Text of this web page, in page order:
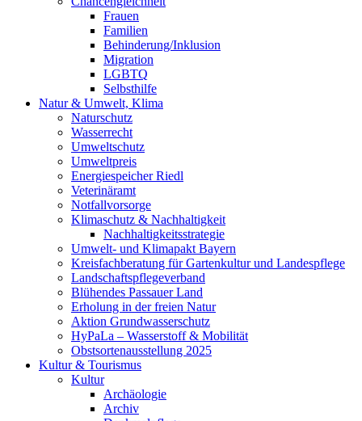
Frauen
Familien
Behinderung/Inklusion
Migration
LGBTQ
Selbsthilfe
Natur & Umwelt, Klima
Naturschutz
Wasserrecht
Umweltschutz
Umweltpreis
Energiespeicher Riedl
Veterinäramt
Notfallvorsorge
Klimaschutz & Nachhaltigkeit
Nachhaltigkeitsstrategie
Umwelt- und Klimapakt Bayern
Kreisfachberatung für Gartenkultur und Landespflege
Landschaftspflegeverband
Blühendes Passauer Land
Erholung in der freien Natur
Aktion Grundwasserschutz
HyPaLa – Wasserstoff & Mobilität
Obstsortenausstellung 2025
Kultur & Tourismus
Kultur
Archäologie
Archiv